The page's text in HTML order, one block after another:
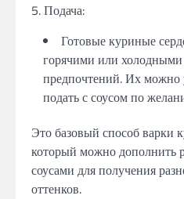
5. Подача:
Готовые куриные
горячими или холодными
предпочтений. Их можно
подать с соусом по
Это базовый способ варки
который можно дополнить
соусами для получения
оттенков.